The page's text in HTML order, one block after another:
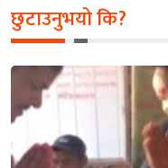
छुटाउनुभयो कि?